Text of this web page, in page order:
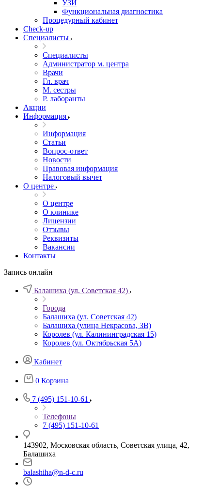
УЗИ
Функциональная диагностика
Процедурный кабинет
Cheсk-up
Специалисты
Специалисты
Администратор м. центра
Врачи
Гл. врач
М. сестры
Р. лаборанты
Акции
Информация
Информация
Статьи
Вопрос-ответ
Новости
Правовая информация
Налоговый вычет
О центре
О центре
О клинике
Лицензии
Отзывы
Реквизиты
Вакансии
Контакты
Запись онлайн
Балашиха (ул. Советская 42)
Города
Балашиха (ул. Советская 42)
Балашиха (улица Некрасова, 3В)
Королев (ул. Калининградская 15)
Королев (ул. Октябрьская 5А)
Кабинет
0 Корзина
7 (495) 151-10-61
Телефоны
7 (495) 151-10-61
143902, Московская область, Советская улица, 42,
Балашиха
balashiha@n-d-c.ru